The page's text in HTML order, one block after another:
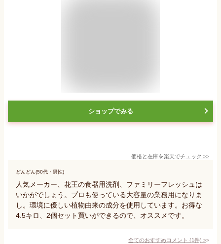
ショップでみる
価格と在庫を楽天でチェック >>
どんどん(50代・男性)
人気メーカー、花王の食器用洗剤、ファミリーフレッシュは
いかがでしょう。プロも使っている大容量の業務用になりま
し。環境に優しい植物由来の成分を使用しています。お得な
4.5キロ、2個セット買いができるので、オススメです。
全てのおすすめコメント (1件) >